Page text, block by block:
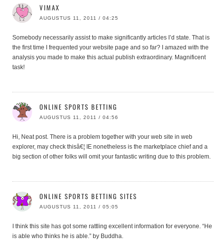
VIMAX
AUGUSTUS 11, 2011 / 04:25
Somebody necessarily assist to make significantly articles I’d state. That is
the first time I frequented your website page and so far? I amazed with the
analysis you made to make this actual publish extraordinary. Magnificent
task!
ONLINE SPORTS BETTING
AUGUSTUS 11, 2011 / 04:56
Hi, Neat post. There is a problem together with your web site in web
explorer, may check thisâ€¦ IE nonetheless is the marketplace chief and a
big section of other folks will omit your fantastic writing due to this problem.
ONLINE SPORTS BETTING SITES
AUGUSTUS 11, 2011 / 05:05
I think this site has got some rattling excellent information for everyone. “He
is able who thinks he is able.” by Buddha.